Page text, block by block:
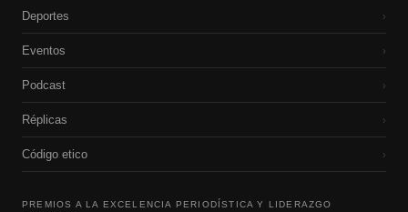
Deportes ›
Eventos ›
Podcast ›
Réplicas ›
Código etico ›
PREMIOS A LA EXCELENCIA PERIODÍSTICA Y LIDERAZGO